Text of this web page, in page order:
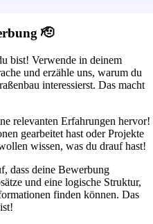
🫡
bist! Verwende in deinem
und erzähle uns, warum du
interessierst. Das macht
relevanten Erfahrungen hervor!
gearbeitet hast oder Projekte
wissen, was du drauf hast!
dass deine Bewerbung
und eine logische Struktur,
finden können. Das